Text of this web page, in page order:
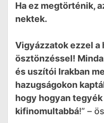
Ha ez megtörténik,
nektek.
Vigyázzatok ezzel a
ösztönzéssel!
és uszítói Irakban
hazugságokon
hogy hogyan
kifinomultabbá!” –